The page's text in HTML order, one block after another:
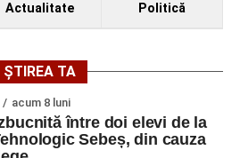
Actualitate Politică
ȘTIREA TA
acum 8 luni
între doi elevi de la
Sebeș, din cauza